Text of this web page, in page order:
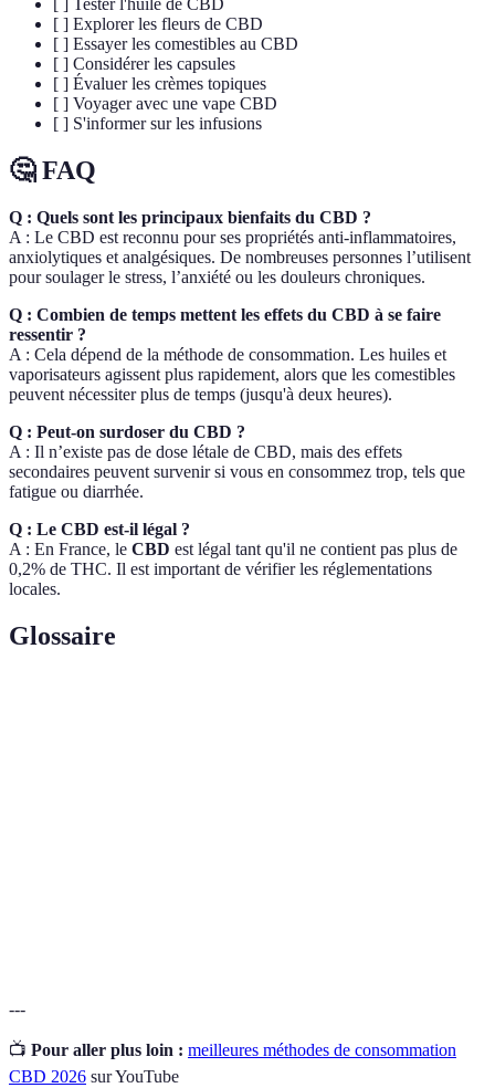
[ ] Tester l'huile de CBD
[ ] Explorer les fleurs de CBD
[ ] Essayer les comestibles au CBD
[ ] Considérer les capsules
[ ] Évaluer les crèmes topiques
[ ] Voyager avec une vape CBD
[ ] S'informer sur les infusions
🤔 FAQ
Q : Quels sont les principaux bienfaits du CBD ?
A : Le CBD est reconnu pour ses propriétés anti-inflammatoires,
anxiolytiques et analgésiques. De nombreuses personnes l’utilisent
pour soulager le stress, l’anxiété ou les douleurs chroniques.
Q : Combien de temps mettent les effets du CBD à se faire
ressentir ?
A : Cela dépend de la méthode de consommation. Les huiles et
vaporisateurs agissent plus rapidement, alors que les comestibles
peuvent nécessiter plus de temps (jusqu'à deux heures).
Q : Peut-on surdoser du CBD ?
A : Il n’existe pas de dose létale de CBD, mais des effets
secondaires peuvent survenir si vous en consommez trop, tels que
fatigue ou diarrhée.
Q : Le CBD est-il légal ?
A : En France, le CBD est légal tant qu'il ne contient pas plus de
0,2% de THC. Il est important de vérifier les réglementations
locales.
Glossaire
---
📺 Pour aller plus loin : meilleures méthodes de consommation
CBD 2026 sur YouTube